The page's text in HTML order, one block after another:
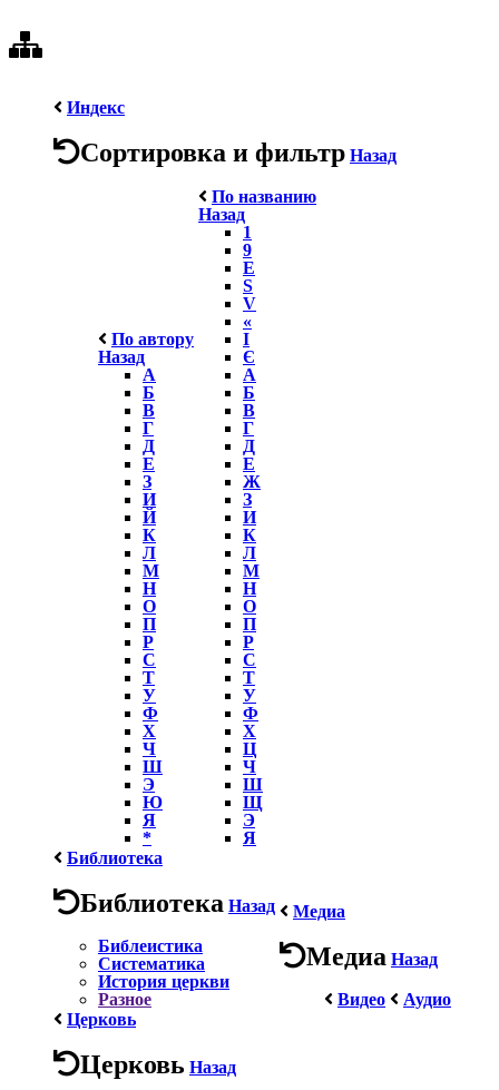
Индекс
Сортировка и фильтр Назад
По автору
Назад
А
Б
В
Г
Д
Е
З
И
Й
К
Л
М
Н
О
П
Р
С
Т
У
Ф
Х
Ч
Ш
Э
Ю
Я
*
По названию
Назад
1
9
E
S
V
«
І
Є
А
Б
В
Г
Д
Е
Ж
З
И
К
Л
М
Н
О
П
Р
С
Т
У
Ф
Х
Ц
Ч
Ш
Щ
Э
Я
Библиотека
Библиотека Назад
Библеистика
Систематика
История церкви
Разное
Медиа
Медиа Назад
Видео
Аудио
Церковь
Церковь Назад